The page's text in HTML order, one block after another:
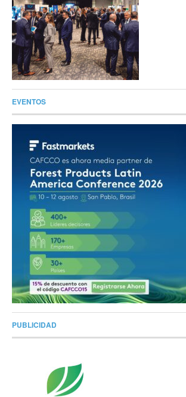
EVENTOS
PUBLICIDAD